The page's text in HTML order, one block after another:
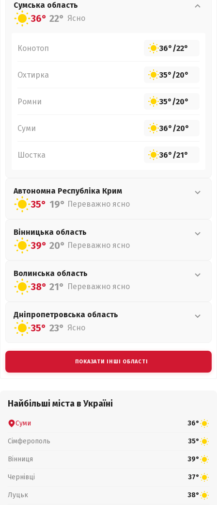
Сумська область
36° 22° Ясно
Конотоп 36°/22°
Охтирка 35°/20°
Ромни 35°/20°
Суми 36°/20°
Шостка 36°/21°
Автономна Республіка Крим
35° 19° Переважно ясно
Вінницька область
39° 20° Переважно ясно
Волинська область
38° 21° Переважно ясно
Дніпропетровська область
35° 23° Ясно
ПОКАЗАТИ ІНШІ ОБЛАСТІ
Найбільші міста в Україні
Суми 36°
Сімферополь 35°
Вінниця 39°
Чернівці 37°
Луцьк 38°